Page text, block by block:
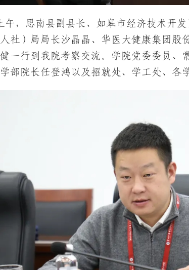
午，思南县副县长、如皋市经济技术开
社）局局长沙晶晶、华医大健康集团股
一行到我院考察交流。学院党委委员、
部院长任登鸿以及招就处、学工处、各